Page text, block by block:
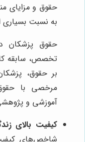
حقوق و مزایای
به نسبت بسیاری
حقوق پزشکان
تخصص، سابقه
بر حقوق،
مرخصی با
آموزشی و
کیفیت بالای
شاخص‌های کیفیت